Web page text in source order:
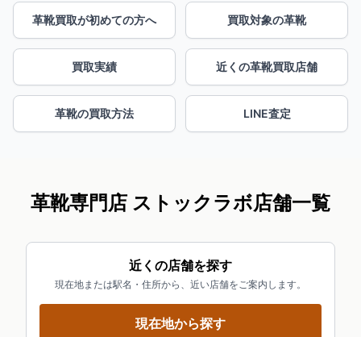
革靴買取が初めての方へ 買取対象の革靴
買取実績 近くの革靴買取店舗
革靴の買取方法 LINE査定
革靴専門店 ストックラボ店舗一覧
近くの店舗を探す
現在地または駅名・住所から、近い店舗をご案内します。
現在地から探す